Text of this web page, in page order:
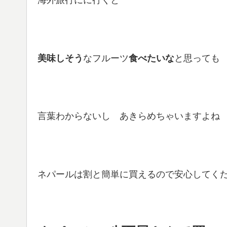
美味しそう なフルーツ食べたいなと思っても
言葉わからないし あきらめちゃいますよね
ネパールは割と簡単に買えるので安心してく